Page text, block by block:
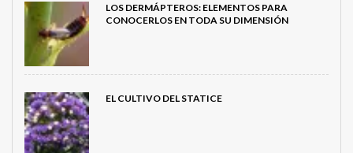
LOS DERMÁPTEROS: ELEMENTOS PARA
CONOCERLOS EN TODA SU DIMENSIÓN
EL CULTIVO DEL STATICE